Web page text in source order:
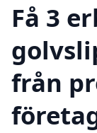
Få 3
från